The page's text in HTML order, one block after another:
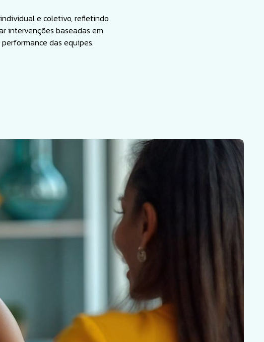
e coletivo, refletindo
intervenções baseadas em
das equipes.